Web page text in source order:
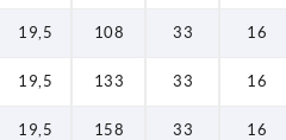
19,5 108 33 16
19,5 133 33 16
19,5 158 33 16